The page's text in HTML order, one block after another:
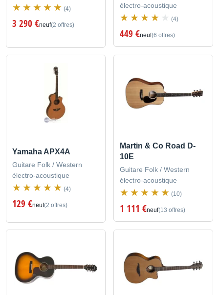
(4)
3 290 €neuf(2 offres)
électro-acoustique
(4)
449 €neuf(6 offres)
Yamaha APX4A
Guitare Folk / Western
électro-acoustique
(4)
129 €neuf(2 offres)
Martin & Co Road D-
10E
Guitare Folk / Western
électro-acoustique
(10)
1 111 €neuf(13 offres)